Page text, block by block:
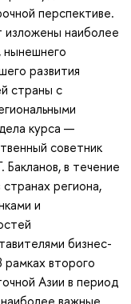
перспективе.
наиболее
нынешнего
развития
страны с
курса —
советник
в течение
региона,
и
бизнес-
второго
Азии в период